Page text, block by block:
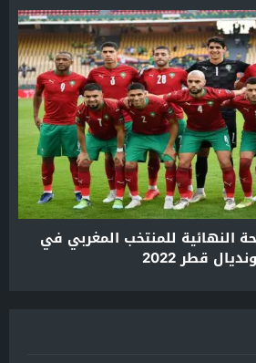
النهائية للمنتخب المغربي في
قطر 2022